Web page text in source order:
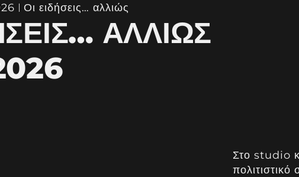
Οι ειδήσεις… αλλιώς
ΑΛΛΙΏΣ
Στο studio